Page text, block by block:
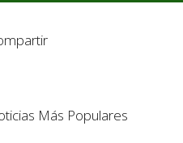
Más Populares